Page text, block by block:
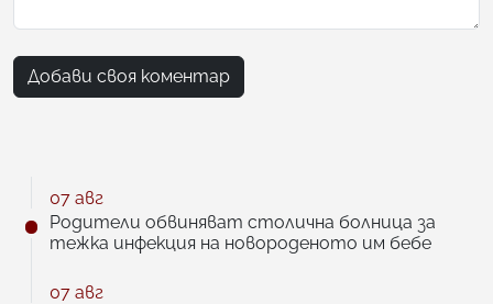
Добави своя коментар
07 авг
Родители обвиняват столична болница за
тежка инфекция на новороденото им бебе
07 авг